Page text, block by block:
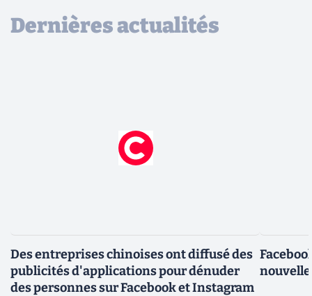
Dernières actualités
Des entreprises chinoises ont diffusé des
publicités d'applications pour dénuder
des personnes sur Facebook et Instagram